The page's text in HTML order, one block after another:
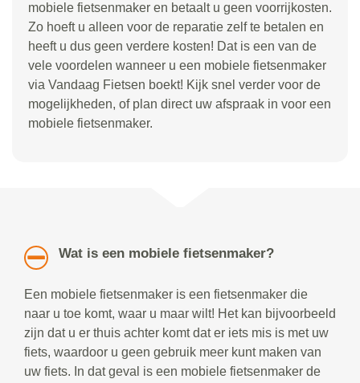
mobiele fietsenmaker en betaalt u geen voorrijkosten.
Zo hoeft u alleen voor de reparatie zelf te betalen en
heeft u dus geen verdere kosten! Dat is een van de
vele voordelen wanneer u een mobiele fietsenmaker
via Vandaag Fietsen boekt! Kijk snel verder voor de
mogelijkheden, of plan direct uw afspraak in voor een
mobiele fietsenmaker.
Wat is een mobiele fietsenmaker?
Een mobiele fietsenmaker is een fietsenmaker die
naar u toe komt, waar u maar wilt! Het kan bijvoorbeeld
zijn dat u er thuis achter komt dat er iets mis is met uw
fiets, waardoor u geen gebruik meer kunt maken van
uw fiets. In dat geval is een mobiele fietsenmaker de